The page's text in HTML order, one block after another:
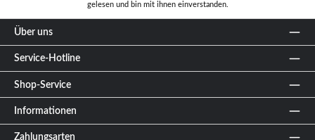
gelesen und bin mit ihnen einverstanden.
Über uns
Service-Hotline
Shop-Service
Informationen
Zahlungsarten